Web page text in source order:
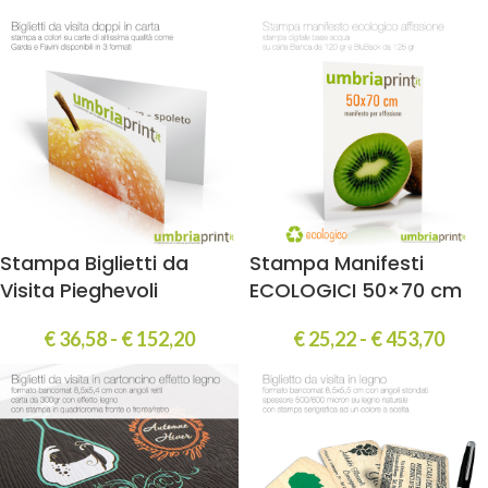
Stampa Biglietti da
Visita Pieghevoli
€36,58- €152,20
Stampa Manifesti
ECOLOGICI 50×70 cm
€25,22- €453,70